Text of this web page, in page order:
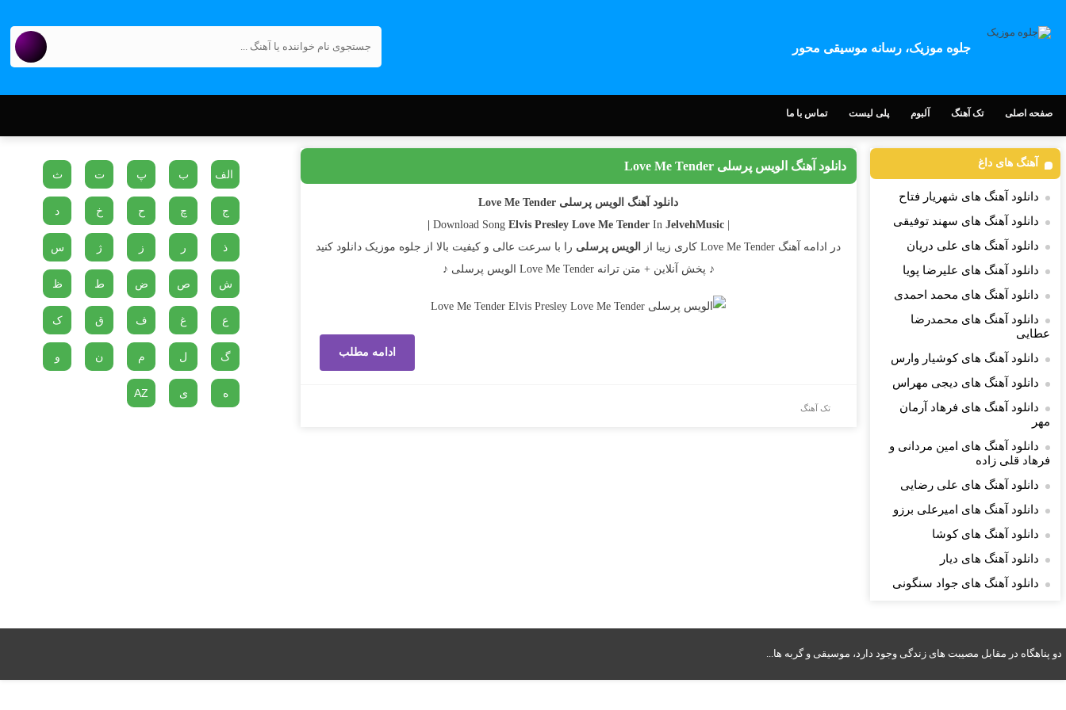
جلوه موزیک، رسانه موسیقی محور
صفحه اصلی تک آهنگ آلبوم پلی لیست تماس با ما
دانلود آهنگ الویس پرسلی Love Me Tender
دانلود آهنگ الویس پرسلی Love Me Tender
| Download Song
Elvis Presley Love Me TenderIn JelvehMusic |
در ادامه آهنگ Love Me Tender کاری زیبا از
الویس پرسلی را با سرعت عالی و کیفیت بالا از جلوه موزیک دانلود کنید
♪ پخش آنلاین + متن ترانه Love Me Tender الویس پرسلی ♪
ادامه مطلب
تک آهنگ
آهنگ های داغ
دانلود آهنگ های شهریار فتاح
دانلود آهنگ های سهند توفیقی
دانلود آهنگ های علی دریان
دانلود آهنگ های علیرضا پویا
دانلود آهنگ های محمد احمدی
دانلود آهنگ های محمدرضا
عطایی
دانلود آهنگ های کوشیار وارس
دانلود آهنگ های دیجی مهراس
دانلود آهنگ های فرهاد آرمان
مهر
دانلود آهنگ های امین مردانی و
فرهاد قلی زاده
دانلود آهنگ های علی رضایی
دانلود آهنگ های امیرعلی برزو
دانلود آهنگ های کوشا
دانلود آهنگ های دیار
دانلود آهنگ های جواد سنگونی
الف ب پ ت ث
ج چ ح خ د
ذ ر ز ژ س
ش ص ض ط ظ
ع غ ف ق ک
گ ل م ن و
ه ی AZ
دو پناهگاه در مقابل مصیبت های زندگی وجود دارد، موسیقی و گربه ها...